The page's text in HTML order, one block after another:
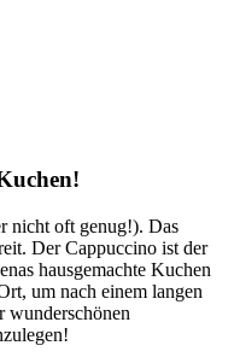
nicht oft genug!). Das
Der Cappuccino ist der
hausgemachte Kuchen
um nach einem langen
wunderschönen